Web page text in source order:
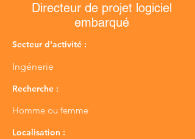
Directeur de projet logiciel
embarqué
Secteur d'activité :
Ingénerie
Recherche :
Homme ou femme
Localisation :